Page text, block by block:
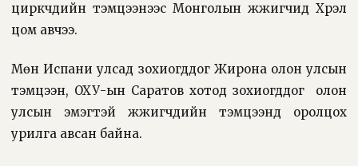
циркчдийн тэмцээнээс Монголын жүжигчид Хүрэл
цом авчээ.
Мөн Испани улсад зохиогддог Жирона олон улсын
тэмцээн, ОХУ-ын Саратов хотод зохиогддог
олон
улсын эмэгтэй жүжигчдийн тэмцээнд оролцох
урилга авсан байна.